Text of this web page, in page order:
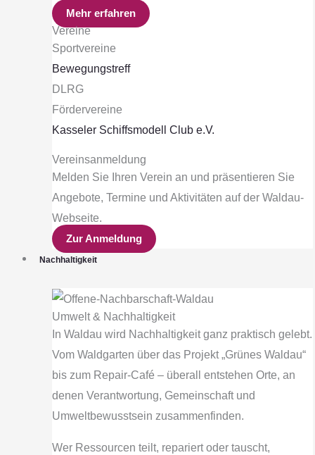
Mehr erfahren
Vereine
Sportvereine
Bewegungstreff
DLRG
Fördervereine
Kasseler Schiffsmodell Club e.V.
Vereinsanmeldung
Melden Sie Ihren Verein an und präsentieren Sie
Angebote, Termine und Aktivitäten auf der Waldau-
Webseite.
Zur Anmeldung
Nachhaltigkeit
Umwelt & Nachhaltigkeit
In Waldau wird Nachhaltigkeit ganz praktisch gelebt.
Vom Waldgarten über das Projekt „Grünes Waldau“
bis zum Repair-Café – überall entstehen Orte, an
denen Verantwortung, Gemeinschaft und
Umweltbewusstsein zusammenfinden.
Wer Ressourcen teilt, repariert oder tauscht,